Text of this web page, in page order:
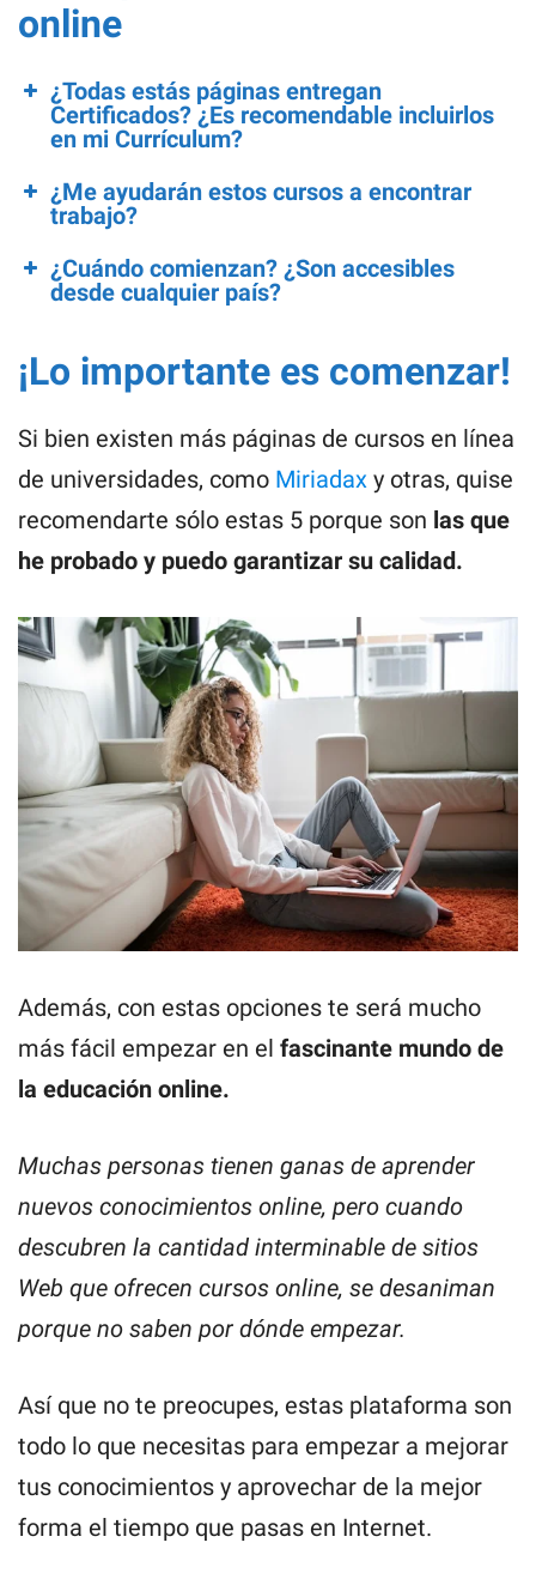
online
¿Todas estás páginas entregan
Certificados? ¿Es recomendable incluirlos
en mi Currículum?
¿Me ayudarán estos cursos a encontrar
trabajo?
¿Cuándo comienzan? ¿Son accesibles
desde cualquier país?
¡Lo importante es comenzar!
Si bien existen más páginas de cursos en línea
de universidades, como Miriadax y otras, quise
recomendarte sólo estas 5 porque son las que
he probado y puedo garantizar su calidad.
Además, con estas opciones te será mucho
más fácil empezar en el fascinante mundo de
la educación online.
Muchas personas tienen ganas de aprender
nuevos conocimientos online, pero cuando
descubren la cantidad interminable de sitios
Web que ofrecen cursos online, se desaniman
porque no saben por dónde empezar.
Así que no te preocupes, estas plataforma son
todo lo que necesitas para empezar a mejorar
tus conocimientos y aprovechar de la mejor
forma el tiempo que pasas en Internet.